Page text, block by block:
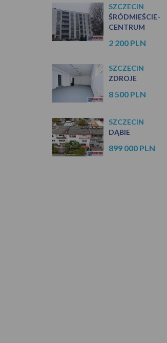
SZCZECIN
ŚRÓDMIEŚCIE-
CENTRUM
2 200 PLN
SZCZECIN
ZDROJE
8 500 PLN
SZCZECIN
DĄBIE
899 000 PLN